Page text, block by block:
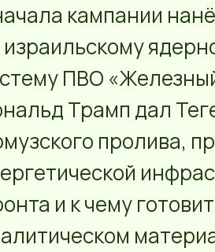
кампании
израильскому
ПВО
Трамп дал
пролива,
и к чему